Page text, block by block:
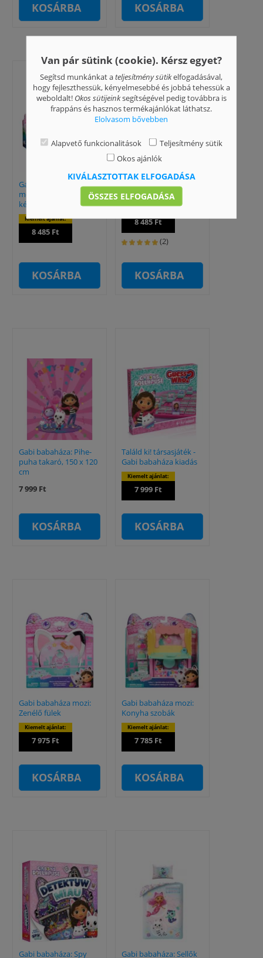
KOSÁRBA KOSÁRBA
Gabi babaháza: Mini
moziterem kiegészítő
készlet - többféle
Kiemelt ajánlat:
8 485 Ft
KOSÁRBA
Gabi babaháza:
Tollkészítő stúdió
Kiemelt ajánlat:
8 485 Ft
(2)
KOSÁRBA
Gabi babaháza: Pihe-
puha takaró, 150 x 120
cm
7 999 Ft
KOSÁRBA
Találd ki! társasjáték -
Gabi babaháza kiadás
Kiemelt ajánlat:
7 999 Ft
KOSÁRBA
Gabi babaháza mozi:
Zenélő fülek
Kiemelt ajánlat:
7 975 Ft
KOSÁRBA
Gabi babaháza mozi:
Konyha szobák
Kiemelt ajánlat:
7 785 Ft
KOSÁRBA
Gabi babaháza: Spy Gabi babaháza: Sellők
Van pár sütink (cookie). Kérsz egyet?
Segítsd munkánkat ateljesítmény sütikelfogadásával,
hogy fejleszthessük, kényelmesebbé és jobbá tehessük a
weboldalt! Okos sütijeinksegítségével pedig továbbra is
frappáns és hasznos termékajánlókat láthatsz.
Elolvasom bővebben
Alapvető funkcionalitások
Teljesítmény sütik
Okos ajánlók
KIVÁLASZTOTTAK ELFOGADÁSA
ÖSSZES ELFOGADÁSA